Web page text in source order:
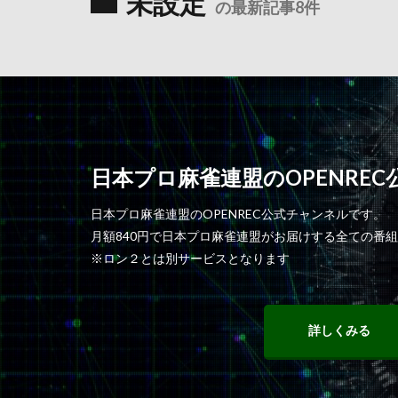
の最新記事8件
日本プロ麻雀連盟のOPENREC
日本プロ麻雀連盟のOPENREC公式チャンネルです。
月額840円で日本プロ麻雀連盟がお届けする全ての番
※ロン２とは別サービスとなります
詳しくみる